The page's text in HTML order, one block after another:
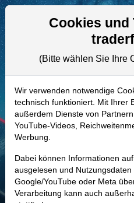
938502 | EVC–
Communications
Realtime-Aktienkurs:
- - -
-
Marktkapitalisierung
Cookies und
(Bitte wählen Sie Ihre
Wir verwenden notwendige
technisch funktioniert. Mit Ihrer
außerdem Dienste von
YouTube-Videos,
Werbung.
Dabei können Informationen
ausgelesen und
Google/YouTube oder Meta
Verarbeitung kann auch